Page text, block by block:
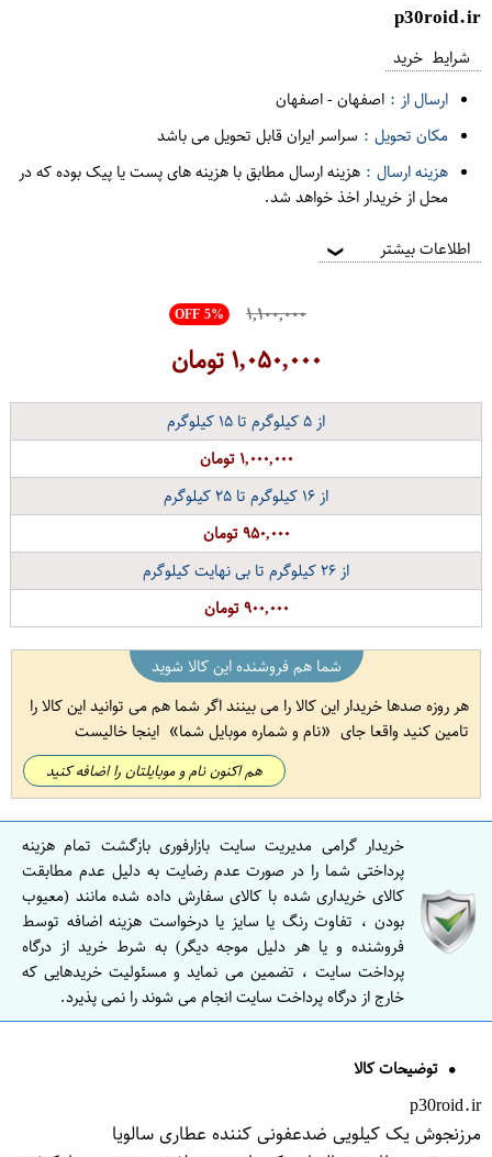
p30roid.ir
شرایط خرید
ارسال از : اصفهان-اصفهان
مکان تحویل : سراسر ایران قابل تحویل می باشد
هزینه ارسال : هزینه ارسال مطابق با هزینه های پست یا پیک بوده که در
محل از خریدار اخذ خواهد شد.
اطلاعات بیشتر ❯
OFF 5% ۱,۱۰۰,۰۰۰
۱,۰۵۰,۰۰۰تومان
از ۵کیلوگرم تا ۱۵ کیلوگرم
۱,۰۰۰,۰۰۰ تومان
از ۱۶ کیلوگرم تا ۲۵ کیلوگرم
۹۵۰,۰۰۰ تومان
از ۲۶ کیلوگرم تا بی نهایت کیلوگرم
۹۰۰,۰۰۰ تومان
شما هم فروشنده این کالا شوید
هر روزه صدها خریدار این کالا را می بینند اگر شما هم می توانید این کالا را
تامین کنید واقعا جای
نام و شماره موبایل شما اینجا خالیست
هم اکنون نام و موبایلتان را اضافه کنید
خریدار گرامی مدیریت سایت بازارفوری بازگشت تمام هزینه
پرداختی شما را در صورت عدم رضایت به دلیل عدم مطابقت
کالای خریداری شده با کالای سفارش داده شده مانند (معیوب
بودن ، تفاوت رنگ یا سایز یا درخواست هزینه اضافه توسط
فروشنده و یا هر دلیل موجه دیگر) به شرط خرید از درگاه
پرداخت سایت ، تضمین می نماید و مسئولیت خریدهایی که
خارج از درگاه پرداخت سایت انجام می شوند را نمی پذیرد.
توضیحات کالا
p30roid.ir
مرزنجوش یک کیلویی ضدعفونی کننده عطاری سالویا